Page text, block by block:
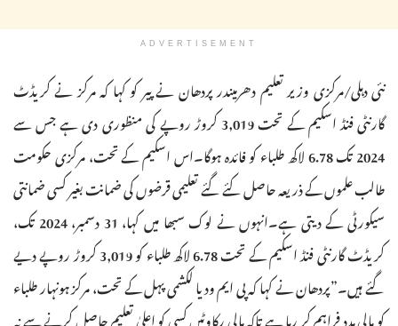
ADVERTISEMENT
نئی دہلی/مرکزی وزیر تعلیم دھرمیندر پردھان نے پیر کو کہا کہ مرکز نے کریڈٹ
گارنٹی فنڈ اسکیم کے تحت 3,019 کروڑ روپے کی منظوری دی ہے جس سے
2024 تک 6.78 لاکھ طلباء کو فائدہ ہوگا۔اس اسکیم کے تحت، مرکزی حکومت
طالب علموں کے ذریعہ حاصل کئے گئے تعلیمی قرضوں کی ضمانت بغیر کسی ضمانتی
سیکورٹی کے دیتی ہے۔انہوں نے لوک سبھا میں کہا، 31 دسمبر، 2024 تک،
کریڈٹ گارنٹی فنڈ اسکیم کے تحت 6.78 لاکھ طلباء کو 3,019 کروڑ روپے دیے
گئے ہیں۔”پردھان نے کہا کہ پی ایم ودیا لکشمی پہل کے تحت، مرکز ہونہار طلباء
کو مالی مدد فراہم کر رہا ہے تاکہ مالی رکاوٹیں کسی کو اعلیٰ تعلیم حاصل کرنے سے نہ